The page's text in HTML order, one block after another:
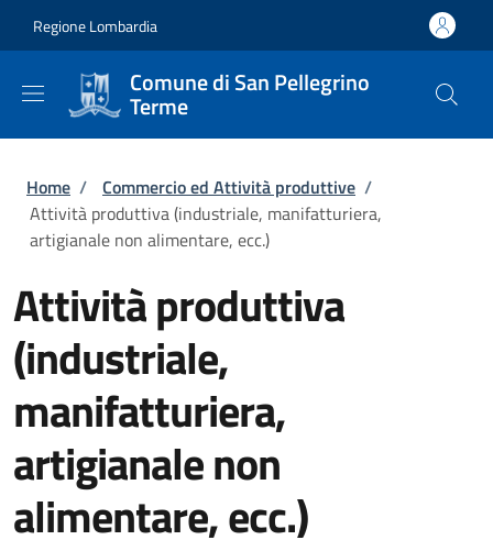
Regione Lombardia
Comune di San Pellegrino
Terme
Briciole di pane
Home / Commercio ed Attività produttive /
Attività produttiva (industriale, manifatturiera,
artigianale non alimentare, ecc.)
Attività produttiva
(industriale,
manifatturiera,
artigianale non
alimentare, ecc.)